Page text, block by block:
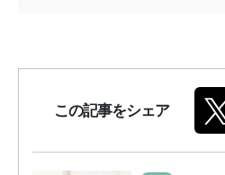
この記事をシェア